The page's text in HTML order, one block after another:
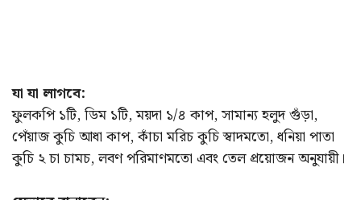
যা যা লাগবে:
ফুলকপি ১টি, ডিম ১টি, ময়দা ১/৪ কাপ, সামান্য হলুদ গুঁড়া,
পেঁয়াজ কুচি আধা কাপ, কাঁচা মরিচ কুচি স্বাদমতো, ধনিয়া পাতা
কুচি ২ চা চামচ, লবণ পরিমাণমতো এবং তেল প্রয়োজন অনুযায়ী।